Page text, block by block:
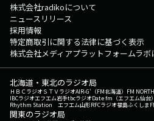
株式会社radikoについて
ニュースリリース
採用情報
特定商取引に関する法律に基づく表示
株式会社メディアプラットフォームラボ
北海道・東北のラジオ局
ＨＢＣラジオＳＴＶラジオAIR-G'（FM北海道） FM
IBCラジオエフエム岩手tbcラジオDate fm（エフエム仙台）
Rhythm Station エフエム山形RFCラジオ福島ふくしま
関東のラジオ局